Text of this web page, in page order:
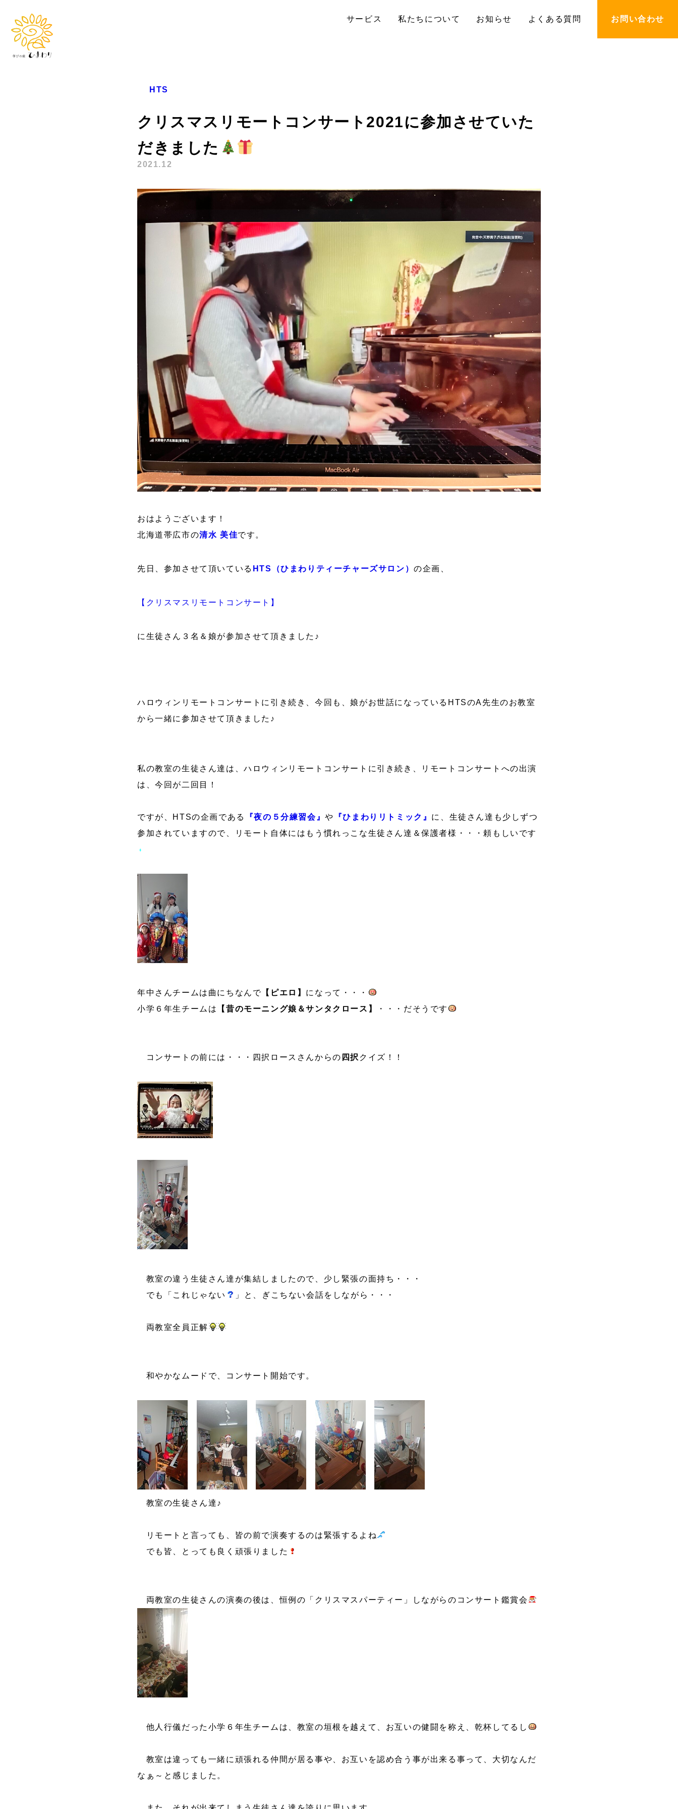
サービス 私たちについて お知らせ よくある質問 お問い合わせ
HTS
クリスマスリモートコンサート2021に参加させていた
だきました
2021.12
おはようございます！
北海道帯広市の清水 美佳です。
先日、参加させて頂いている HTS（ひまわりティーチャーズサロン）の企画、
【クリスマスリモートコンサート】
に生徒さん３名＆娘が参加させて頂きました♪
ハロウィンリモートコンサートに引き続き、今回も、娘がお世話になっているHTSのA先生のお教室
から一緒に参加させて頂きました♪
私の教室の生徒さん達は、ハロウィンリモートコンサートに引き続き、リモートコンサートへの出演
は、今回が二回目！
ですが、HTSの企画である 『夜の５分練習会』や 『ひまわりリトミック』 に、生徒さん達も少しずつ
参加されていますので、リモート自体にはもう慣れっこな生徒さん達＆保護者様・・・頼もしいです
年中さんチームは曲にちなんで 【ピエロ】 になって・・・
小学６年生チームは
【昔のモーニング娘＆サンタクロース】 ・・・だそうです
コンサートの前には・・・四択ロースさんからの 四択 クイズ！！
教室の違う生徒さん達が集結しましたので、少し緊張の面持ち・・・
でも「これじゃない
」と、ぎこちない会話をしながら・・・
両教室全員正解
和やかなムードで、コンサート開始です。
教室の生徒さん達♪
リモートと言っても、皆の前で演奏するのは緊張するよね
でも皆、とっても良く頑張りました
両教室の生徒さんの演奏の後は、恒例の「クリスマスパーティー」しながらのコンサート鑑賞会
他人行儀だった小学６年生チームは、教室の垣根を越えて、お互いの健闘を称え、乾杯してるし
教室は違っても一緒に頑張れる仲間が居る事や、お互いを認め合う事が出来る事って、大切なんだ
なぁ～と感じました。